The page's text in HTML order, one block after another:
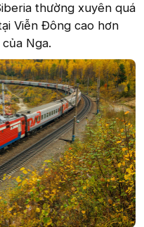
thường xuyên quá
Viễn Đông cao hơn
Nga.